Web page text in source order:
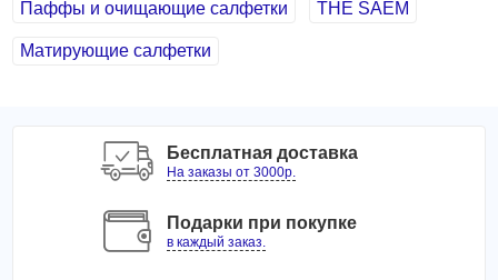
Паффы и очищающие салфетки THE SAEM
Матирующие салфетки
Бесплатная доставка
На заказы от 3000р.
Подарки при покупке
в каждый заказ.